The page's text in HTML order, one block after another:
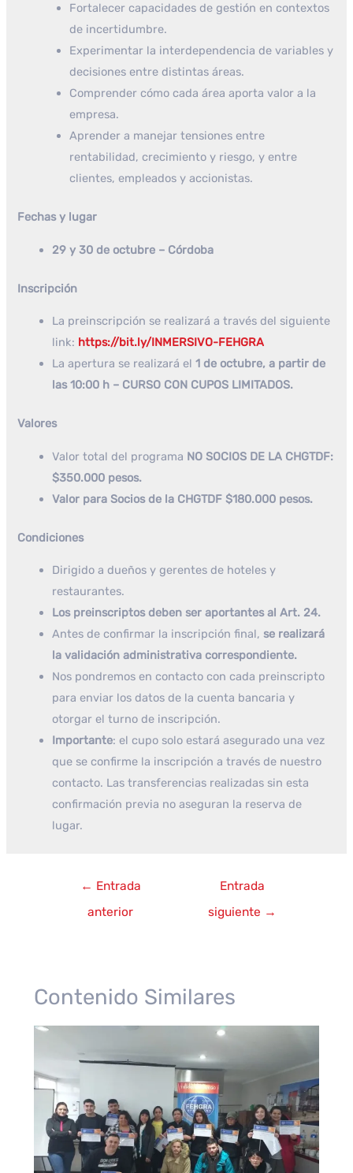
Fortalecer capacidades de gestión en contextos
de incertidumbre.
Experimentar la interdependencia de variables y
decisiones entre distintas áreas.
Comprender cómo cada área aporta valor a la
empresa.
Aprender a manejar tensiones entre
rentabilidad, crecimiento y riesgo, y entre
clientes, empleados y accionistas.
Fechas y lugar
29 y 30 de octubre – Córdoba
Inscripción
La preinscripción se realizará a través del siguiente
link: https://bit.ly/INMERSIVO-FEHGRA
La apertura se realizará el1 de octubre, a partir de
las 10:00 h – CURSO CON CUPOS LIMITADOS.
Valores
Valor total del programa NO SOCIOS DE LA CHGTDF:
$350.000 pesos.
Valor para Socios de la CHGTDF $180.000 pesos.
Condiciones
Dirigido a dueños y gerentes de hoteles y
restaurantes.
Los preinscriptos deben ser aportantes al Art. 24.
Antes de confirmar la inscripción final, se realizará
la validación administrativa correspondiente.
Nos pondremos en contacto con cada preinscripto
para enviar los datos de la cuenta bancaria y
otorgar el turno de inscripción.
Importante: el cupo solo estará asegurado una vez
que se confirme la inscripción a través de nuestro
contacto. Las transferencias realizadas sin esta
confirmación previa no aseguran la reserva de
lugar.
Navegación
← Entrada
anterior
Entrada
siguiente →
Contenido Similares